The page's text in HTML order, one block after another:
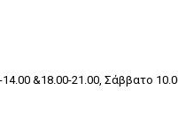
&18.00-21.00, Σάββατο